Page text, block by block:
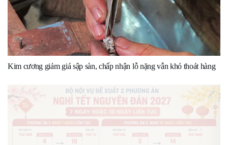
Kim cương giảm giá sập sàn, chấp nhận lỗ nặng vẫn khó thoát hàng